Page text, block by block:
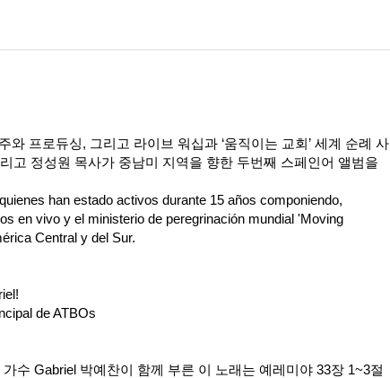
프로듀싱, 그리고 라이브 워십과 ‘움직이는 교회’ 세계 순례 사
고 정성원 목사가 중남미 지역을 향한 두번째 스페인어 앨범을
han estado activos durante 15 años componiendo,
en vivo y el ministerio de peregrinación mundial 'Moving
Central y del Sur.
de ATBOs
수 Gabriel 박예찬이 함께 부른 이 노래는 예레미야 33장 1~3절